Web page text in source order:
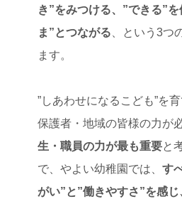
き”をみつける、”できる”
ま”とつながる 、という3つ
ます。
”しあわせになるこども”を
保護者・地域の皆様の力が
生・職員の力が最も重要と
で、やよい幼稚園では、 す
がい”と”働きやすさ”を感